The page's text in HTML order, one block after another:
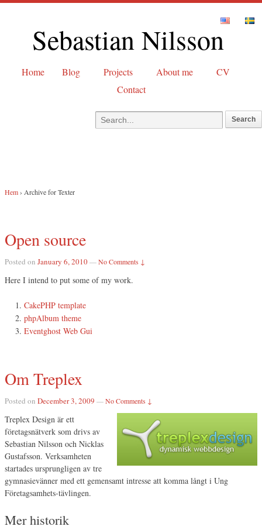
Sebastian Nilsson
Home Blog Projects About me
CV
Contact
Hem› Archive for Texter
Open source
Posted on January 6, 2010—No Comments ↓
Here I intend to put some of my work.
CakePHP template
phpAlbum theme
Eventghost Web Gui
Om Treplex
Posted on December 3, 2009 —No Comments ↓
Treplex Design är ett
företagsnätverk som drivs av
Sebastian Nilsson och Nicklas
Gustafsson. Verksamheten
startades ursprungligen av tre
gymnasievänner med ett gemensamt intresse att komma långt i Ung
Företagsamhets-tävlingen.
Mer historik